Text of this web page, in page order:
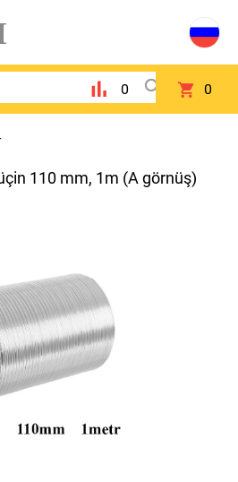
0 0
110 mm, 1m (A görnüş)